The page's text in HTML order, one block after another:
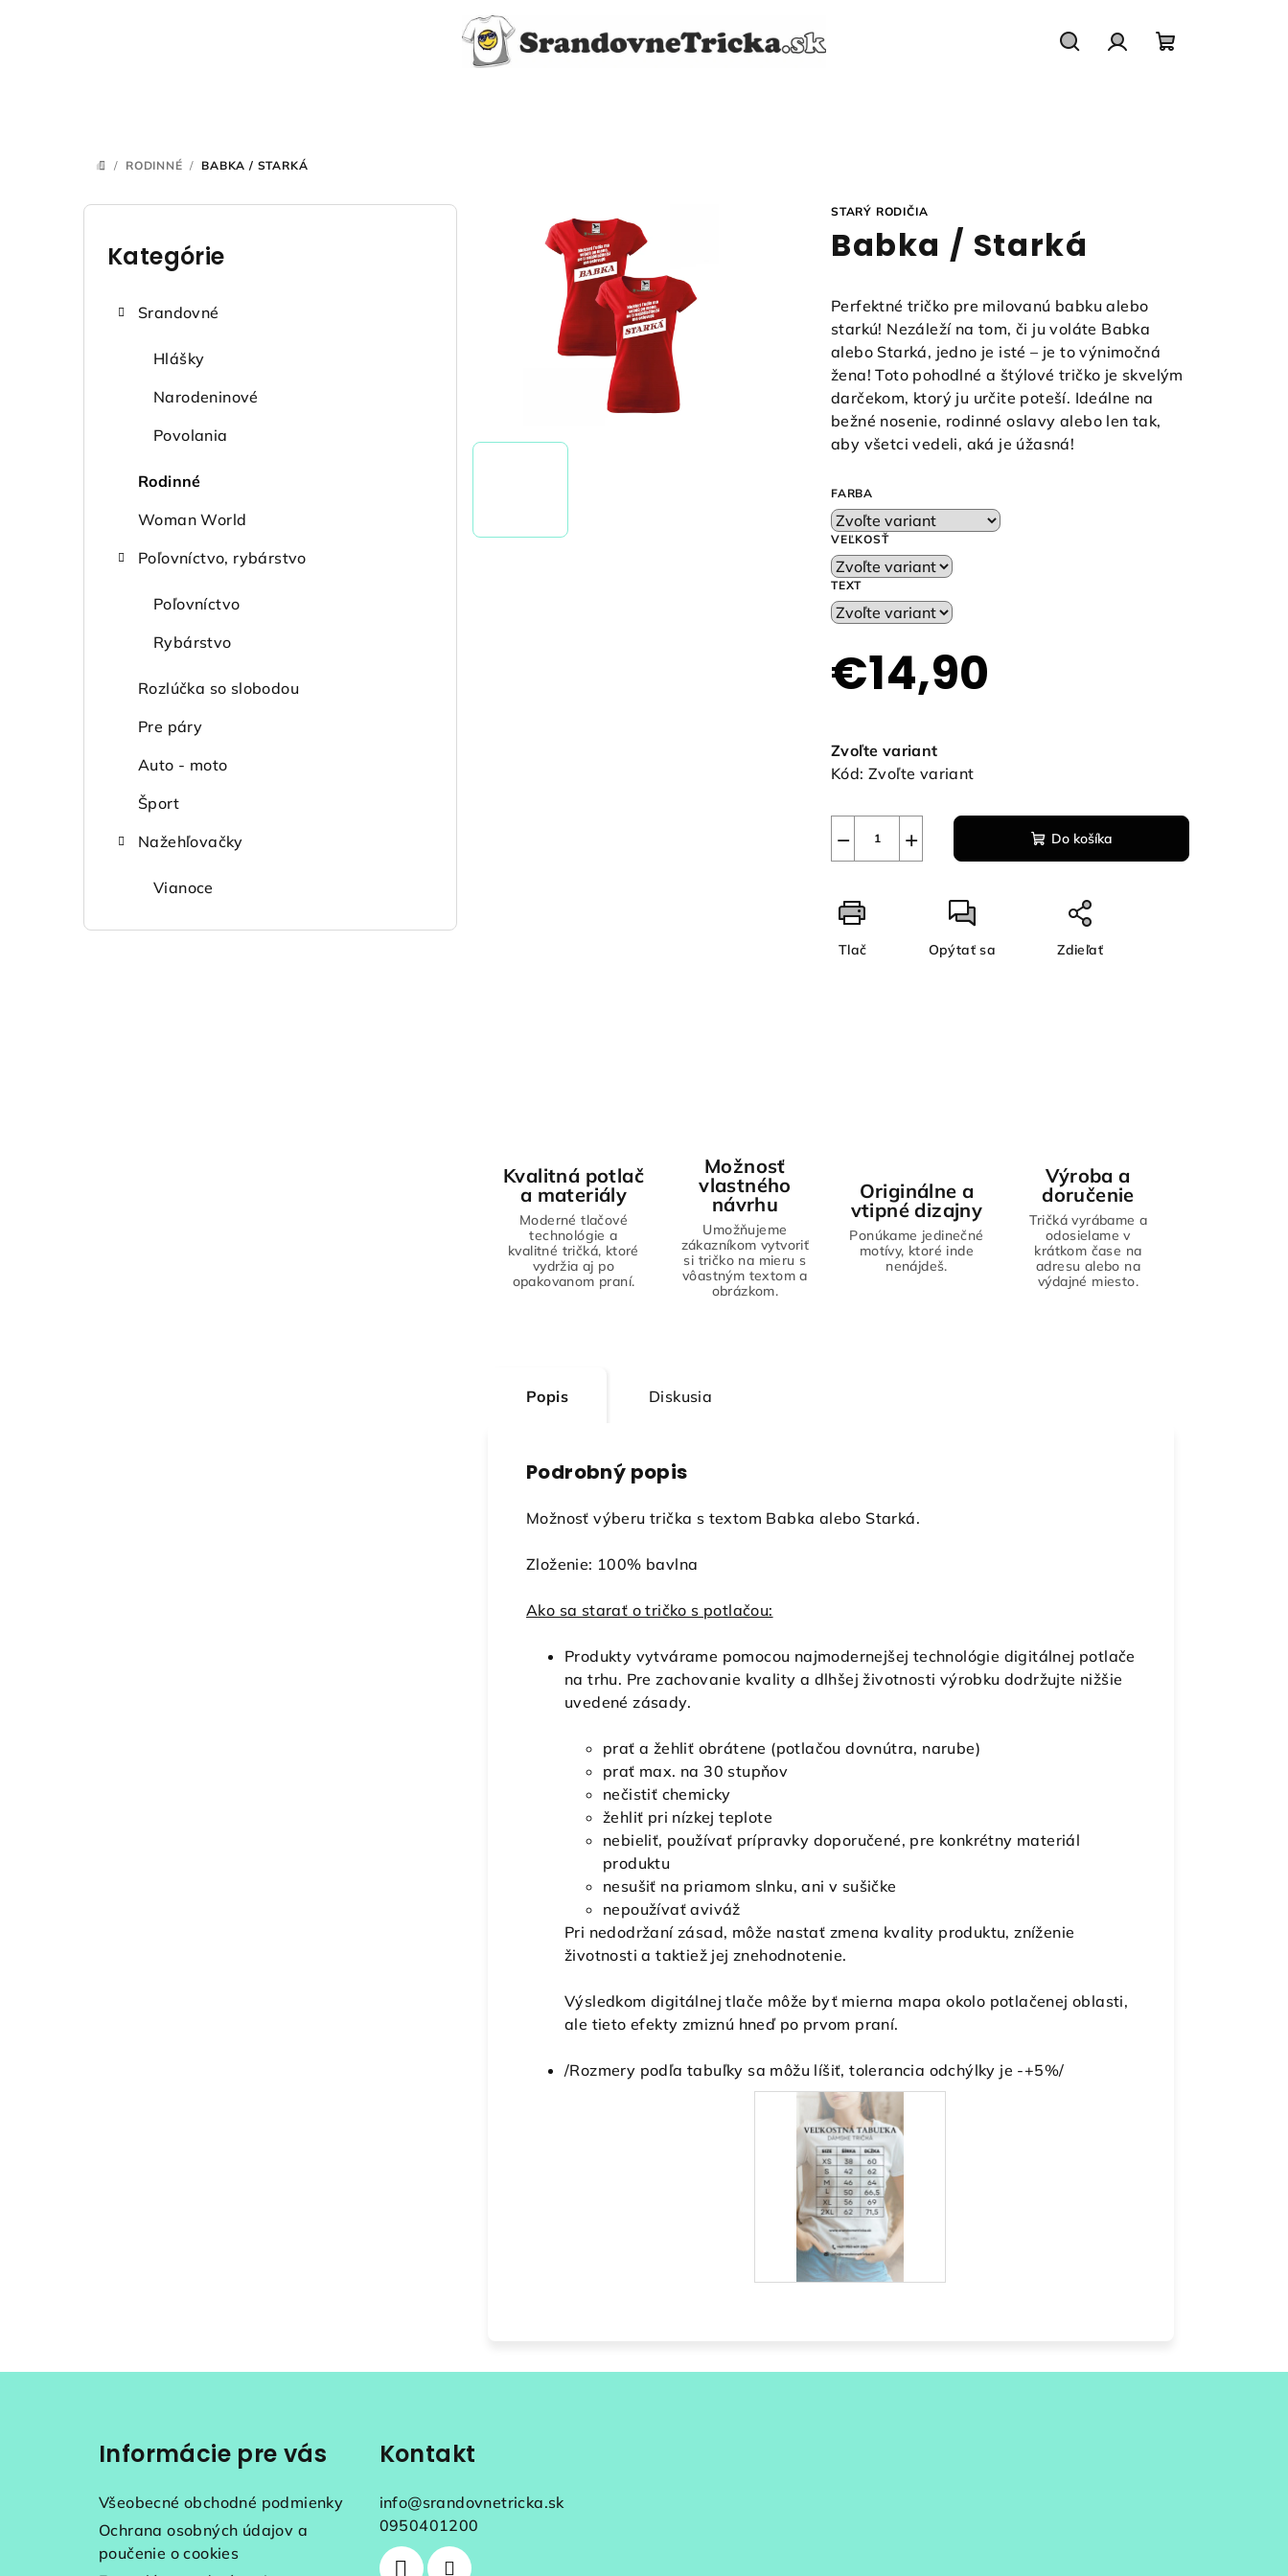
DOMOV
/ RODINNÉ / BABKA / STARKÁ
B
Preskočiť
kategórie
Kategórie
Srandovné
Hlášky
Narodeninové
Povolania
Rodinné
Woman World
Poľovníctvo, rybárstvo
Poľovníctvo
Rybárstvo
Rozlúčka so slobodou
Pre páry
Auto - moto
Šport
Nažehľovačky
Vianoce
STARÝ RODIČIA
Babka / Starká
Perfektné tričko pre milovanú babku alebo
starkú! Nezáleží na tom, či ju voláte Babka
alebo Starká, jedno je isté – je to výnimočná
žena! Toto pohodlné a štýlové tričko je skvelým
darčekom, ktorý ju určite poteší. Ideálne na
bežné nosenie, rodinné oslavy alebo len tak,
aby všetci vedeli, aká je úžasná!
FARBA
VEĽKOSŤ
TEXT
€14,90
cena:
Zvoľte variant
Kód: Zvoľte variant
+
− Do košíka
Tlač Opýtať sa Zdieľať
Kvalitná potlač
a materiály
Moderné tlačové
technológie a
kvalitné tričká, ktoré
vydržia aj po
opakovanom praní.
Možnosť
vlastného
návrhu
Umožňujeme
zákazníkom vytvoriť
si tričko na mieru s
vôastným textom a
obrázkom.
Originálne a
vtipné dizajny
Ponúkame jedinečné
motívy, ktoré inde
nenájdeš.
Výroba a
doručenie
Tričká vyrábame a
odosielame v
krátkom čase na
adresu alebo na
výdajné miesto.
Popis Diskusia
Podrobný popis
Možnosť výberu trička s textom Babka alebo Starká.
Zloženie: 100% bavlna
Ako sa starať o tričko s potlačou:
Produkty vytvárame pomocou najmodernejšej technológie digitálnej potlače
na trhu. Pre zachovanie kvality a dlhšej životnosti výrobku dodržujte nižšie
uvedené zásady.
prať a žehliť obrátene (potlačou dovnútra, narube)
prať max. na 30 stupňov
nečistiť chemicky
žehliť pri nízkej teplote
nebieliť, používať prípravky doporučené, pre konkrétny materiál
produktu
nesušiť na priamom slnku, ani v sušičke
nepoužívať aviváž
Pri nedodržaní zásad, môže nastať zmena kvality produktu, zníženie
životnosti a taktiež jej znehodnotenie.
Výsledkom digitálnej tlače môže byť mierna mapa okolo potlačenej oblasti,
ale tieto efekty zmiznú hneď po prvom praní.
/Rozmery podľa tabuľky sa môžu líšiť, tolerancia odchýlky je -+5%/
Informácie pre vás
Všeobecné obchodné podmienky
Ochrana osobných údajov a
poučenie o cookies
Kontakt
info@srandovnetricka.sk
0950401200